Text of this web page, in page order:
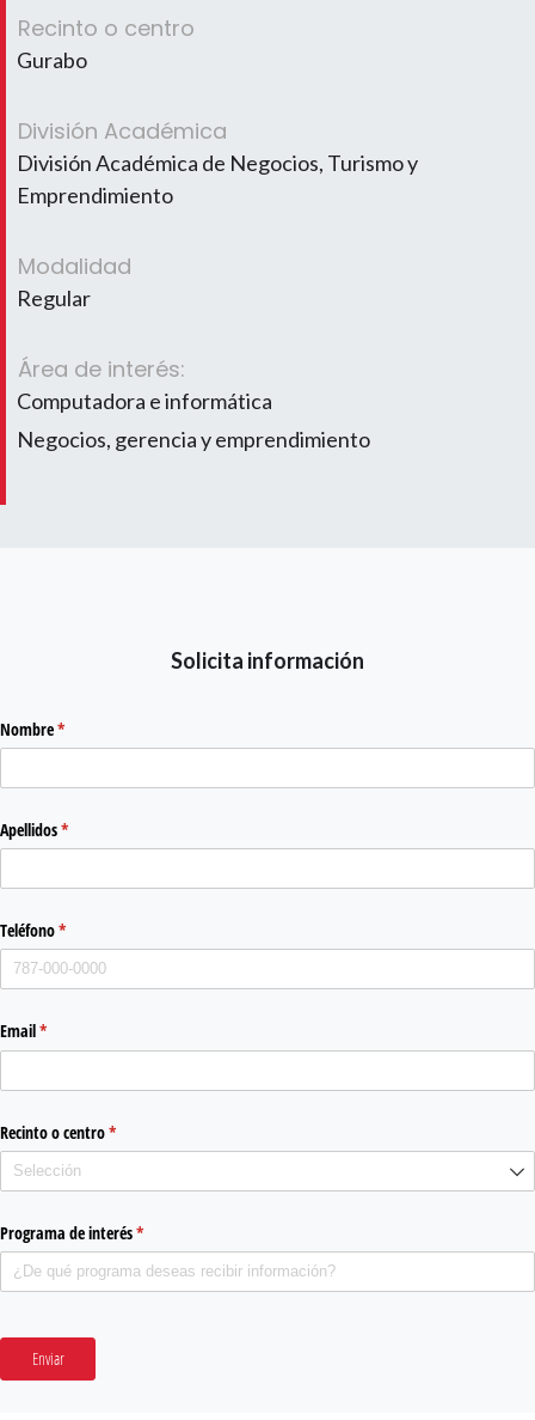
Recinto o centro
Gurabo
División Académica
División Académica de Negocios, Turismo y
Emprendimiento
Modalidad
Regular
Área de interés:
Computadora e informática
Negocios, gerencia y emprendimiento
Solicita información
Nombre*
(required)
Apellidos*
(required)
Teléfono*
(required)
Email*
(required)
Recinto o centro*
(required)
Programa de interés*
(required)
Enviar